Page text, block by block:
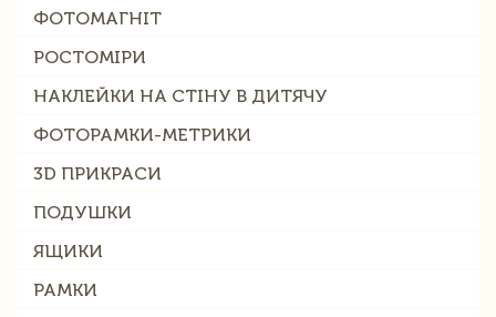
ФОТОМАГНІТ
РОСТОМІРИ
НАКЛЕЙКИ НА СТІНУ В ДИТЯЧУ
ФОТОРАМКИ-МЕТРИКИ
3D ПРИКРАСИ
ПОДУШКИ
ЯЩИКИ
РАМКИ